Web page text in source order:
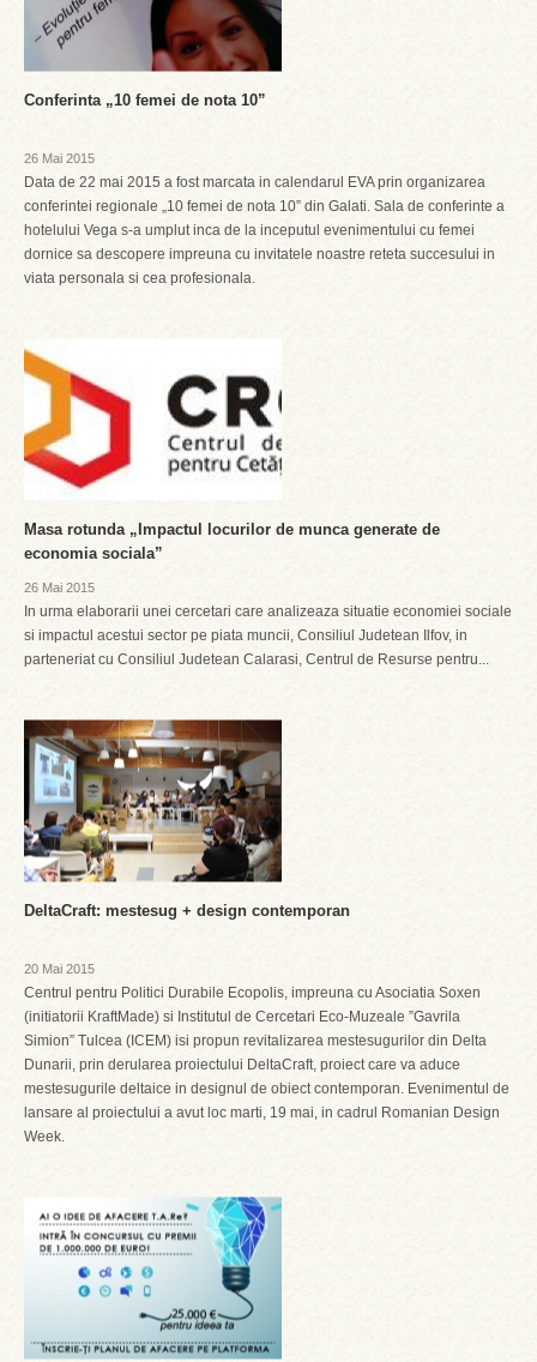
Conferinta „10 femei de nota 10”
26 Mai 2015
Data de 22 mai 2015 a fost marcata in calendarul EVA prin organizarea
conferintei regionale „10 femei de nota 10” din Galati. Sala de conferinte a
hotelului Vega s-a umplut inca de la inceputul evenimentului cu femei
dornice sa descopere impreuna cu invitatele noastre reteta succesului in
viata personala si cea profesionala.
Masa rotunda „Impactul locurilor de munca generate de
economia sociala”
26 Mai 2015
In urma elaborarii unei cercetari care analizeaza situatie economiei sociale
si impactul acestui sector pe piata muncii, Consiliul Judetean Ilfov, in
parteneriat cu Consiliul Judetean Calarasi, Centrul de Resurse pentru...
DeltaCraft: mestesug + design contemporan
20 Mai 2015
Centrul pentru Politici Durabile Ecopolis, impreuna cu Asociatia Soxen
(initiatorii KraftMade) si Institutul de Cercetari Eco-Muzeale ”Gavrila
Simion” Tulcea (ICEM) isi propun revitalizarea mestesugurilor din Delta
Dunarii, prin derularea proiectului DeltaCraft, proiect care va aduce
mestesugurile deltaice in designul de obiect contemporan. Evenimentul de
lansare al proiectului a avut loc marti, 19 mai, in cadrul Romanian Design
Week.